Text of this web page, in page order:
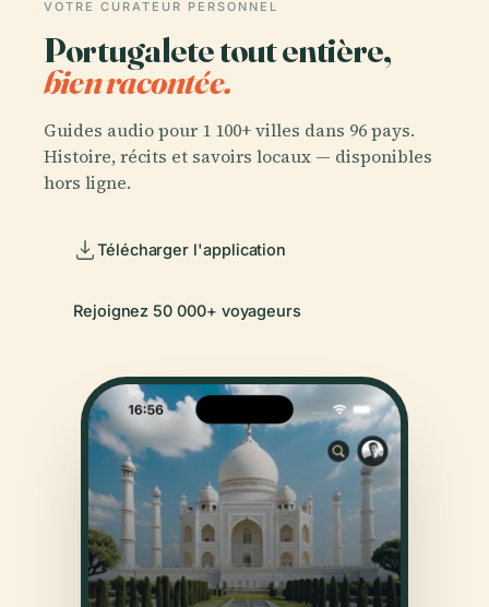
VOTRE CURATEUR PERSONNEL
Portugalete tout entière,
bien racontée.
Guides audio pour 1 100+ villes dans 96 pays.
Histoire, récits et savoirs locaux — disponibles
hors ligne.
Télécharger l'application
Rejoignez 50 000+ voyageurs